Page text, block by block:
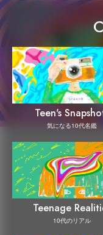
Teen's
気になる10代名鑑
Teenage
10代のリアル